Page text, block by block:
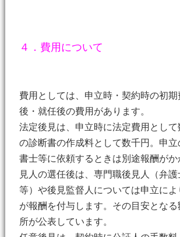
４．費用について
費用としては、申立時・契約時の初
後・就任後の費用があります。
法定後見は、申立時に法定費用として
の診断書の作成料として数千円。申
書士等に依頼するときは別途報酬が
見人の選任後は、専門職後見人（弁
等）や後見監督人については申立に
が報酬を付与します。その目安となる
所が公表しています。